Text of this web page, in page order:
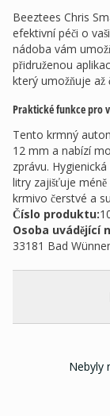
Beeztees Chris
efektivní péči o
nádoba vám
přidruženou
který umožňuje až
Praktické funkce pro
Tento krmný
12 mm a nabízí
zprávu.
litry zajišťuje méně
krmivo čerstvé a
Číslo produktu:
Osoba uvádějící
33181 Bad
Nebyly